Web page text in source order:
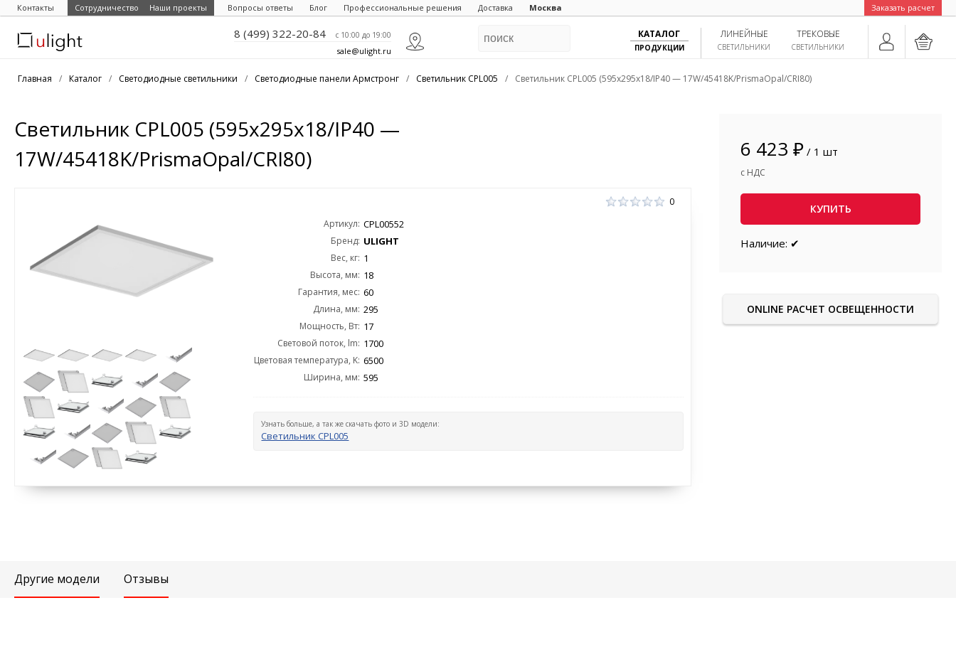
Контакты Сотрудничество Наши проекты Вопросы ответы Блог Профессиональные решения Доставка Москва Заказать расчет
8 (499) 322-20-84 c 10:00 до 19:00
sale@ulight.ru
ТРЕКОВЫЕ
СВЕТИЛЬНИКИ
ЛИНЕЙНЫЕ
СВЕТИЛЬНИКИ
КАТАЛОГ
ПРОДУКЦИИ
Главная / Каталог / Светодиодные светильники / Светодиодные панели Армстронг / Светильник CPL005 / Светильник CPL005 (595x295x18/IP40 — 17W/45418K/PrismaOpal/CRI80)
Светильник CPL005 (595x295x18/IP40 —
17W/45418K/PrismaOpal/CRI80)
0
Артикул: CPL00552
Бренд: ULIGHT
Вес, кг: 1
Высота, мм: 18
Гарантия, мес: 60
Длина, мм: 295
Мощность, Вт: 17
Световой поток, lm: 1700
Цветовая температура, K: 6500
Ширина, мм: 595
Узнать больше, а так же скачать фото и 3D модели:
Светильник CPL005
6 423 ₽ / 1 шт
с НДС
КУПИТЬ
Наличие: ✔
ONLINE РАСЧЕТ ОСВЕЩЕННОСТИ
Другие модели Отзывы